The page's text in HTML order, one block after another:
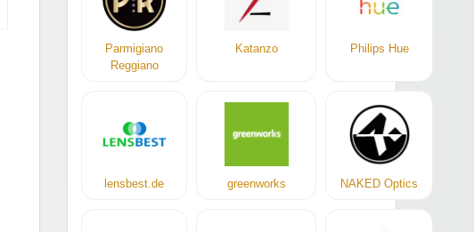
Parmigiano
Reggiano
Katanzo Philips Hue
lensbest.de greenworks NAKED Optics